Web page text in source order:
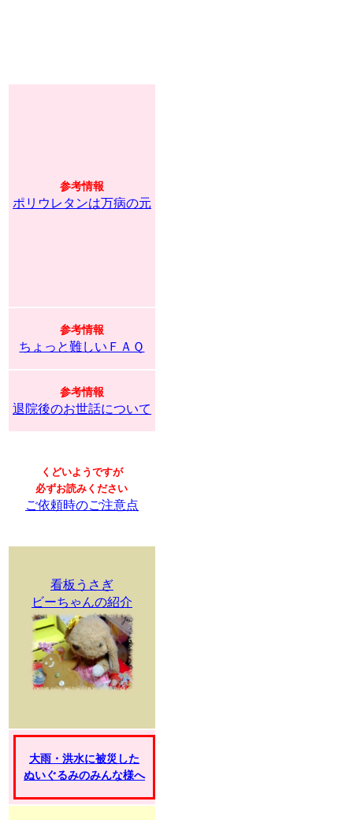
参考情報
ポリウレタンは万病の元
参考情報
ちょっと難しいＦＡＱ
参考情報
退院後のお世話について
くどいようですが
必ずお読みください
ご依頼時のご注意点
看板うさぎ
ビーちゃんの紹介
大雨・洪水に被災した
ぬいぐるみのみんな様へ